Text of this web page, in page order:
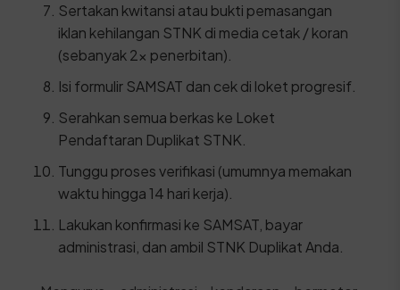
Sertakan kwitansi atau bukti pemasangan
iklan kehilangan STNK di media cetak / koran
(sebanyak 2x penerbitan).
Isi formulir SAMSAT dan cek di loket progresif.
Serahkan semua berkas ke Loket
Pendaftaran Duplikat STNK.
Tunggu proses verifikasi (umumnya memakan
waktu hingga 14 hari kerja).
Lakukan konfirmasi ke SAMSAT, bayar
administrasi, dan ambil STNK Duplikat Anda.